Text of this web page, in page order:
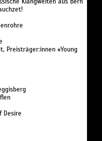
Klangwelten aus Bern
Preisträger:innen «Young
Desire